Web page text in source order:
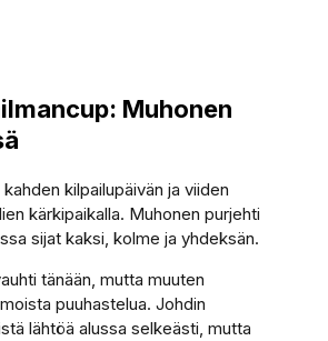
Muhonen
kahden kilpailupäivän ja viiden
kärkipaikalla. Muhonen purjehti
sijat kaksi, kolme ja yhdeksän.
tänään, mutta muuten
puuhastelua. Johdin
lähtöä alussa selkeästi, mutta